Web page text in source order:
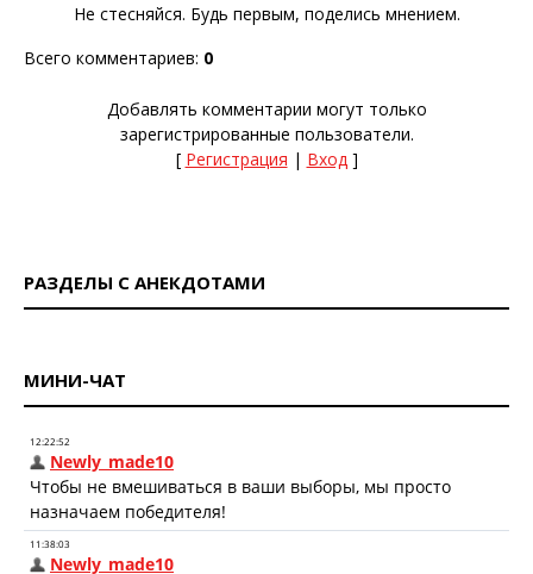
Не стесняйся. Будь первым, поделись мнением.
Всего комментариев: 0
Добавлять комментарии могут только
зарегистрированные пользователи.
[ Регистрация | Вход]
РАЗДЕЛЫ С АНЕКДОТАМИ
МИНИ-ЧАТ